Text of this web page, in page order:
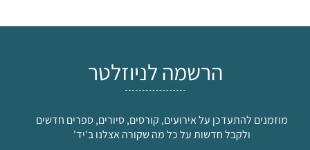
הרשמה לניוזלטר
מוזמנים להתעדכן על אירועים, קורסים, סיורים, ספרים חדשים
ולקבל חדשות על כל מה שקורה אצלנו ב'יד'